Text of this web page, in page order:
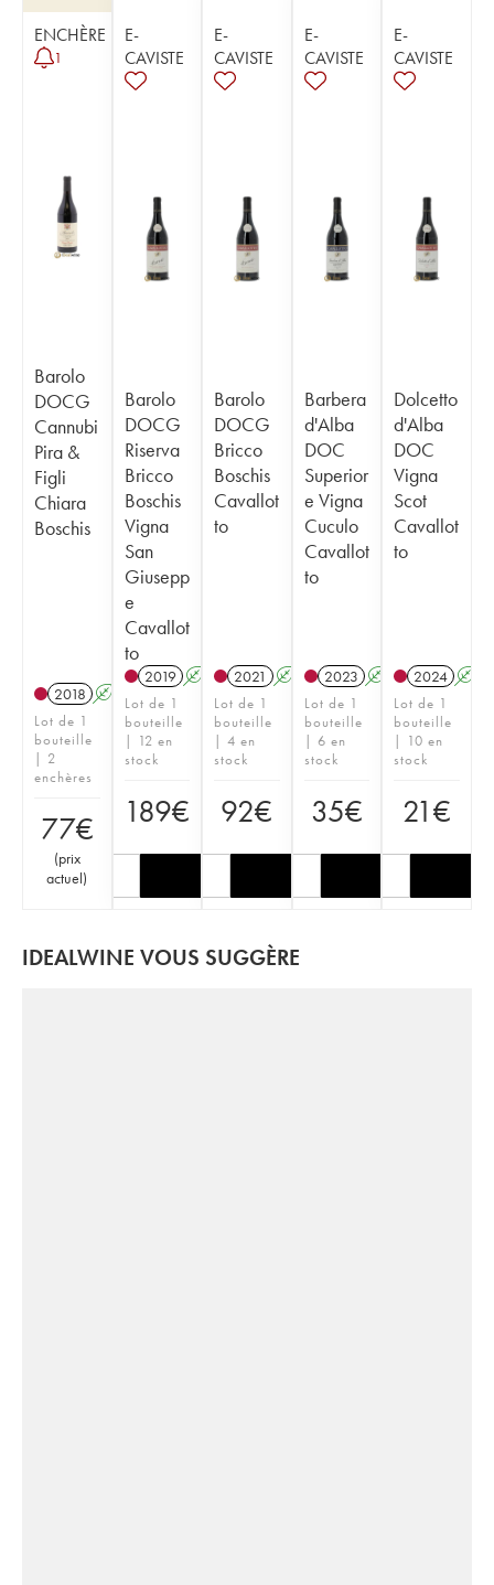
ENCHÈRE
1
Barolo
DOCG
Cannubi
Pira &
Figli
Chiara
Boschis
2018 A
Lot de 1
bouteille
| 2
enchères
77€
(prix
actuel)
E-
CAVISTE
Barolo
DOCG
Riserva
Bricco
Boschis
Vigna
San
Giusepp
e
Cavallot
to
2019 A
Lot de 1
bouteille
| 12 en
stock
189€
E-
CAVISTE
Barolo
DOCG
Bricco
Boschis
Cavallot
to
2021 A
Lot de 1
bouteille
| 4 en
stock
92€
E-
CAVISTE
Barbera
d'Alba
DOC
Superior
e Vigna
Cuculo
Cavallot
to
2023 A
Lot de 1
bouteille
| 6 en
stock
35€
E-
CAVISTE
Dolcetto
d'Alba
DOC
Vigna
Scot
Cavallot
to
2024 A
Lot de 1
bouteille
| 10 en
stock
21€
IDEALWINE VOUS SUGGÈRE